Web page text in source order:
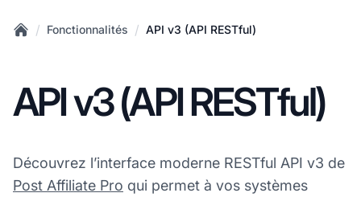
/ Fonctionnalités / API v3 (API RESTful)
API v3 (API RESTful)
Découvrez l’interface moderne RESTful API v3 de
Post Affiliate Pro qui permet à vos systèmes